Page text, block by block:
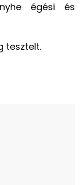
égési és
tesztelt.